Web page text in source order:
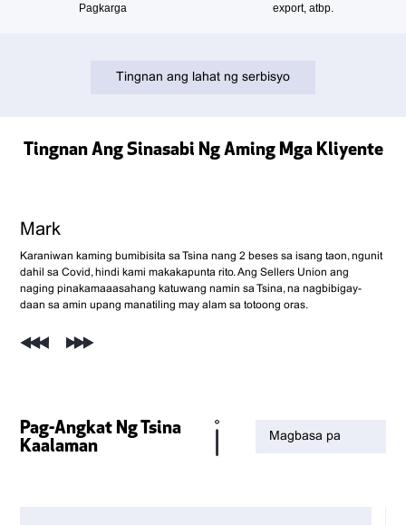
Pagkarga
export, atbp.
Tingnan ang lahat ng serbisyo
Tingnan Ang Sinasabi Ng Aming Mga Kliyente
Mark
Karaniwan kaming bumibisita sa Tsina nang 2 beses sa isang taon, ngunit
dahil sa Covid, hindi kami makakapunta rito. Ang Sellers Union ang
naging pinakamaaasahang katuwang namin sa Tsina, na nagbibigay-
daan sa amin upang manatiling may alam sa totoong oras.
Yulieth
Dahil sa aming napakalaking dami ng negosyo, mayroon kaming tatlong
ahente ng kooperatiba na pagbili sa Tsina. Ang serbisyong ibinibigay sa
amin ng Sellers Union ay pinakamahusay. Labis kaming nasiyahan!
Rawand
Nakatagpo na ako ng mga hindi mapagkakatiwalaang supplier dati, kaya
pinili kong humingi ng tulong sa isang ahente ng pagbili na Tsino.
Natutuwa akong natagpuan kita. Malaki ang naitulong mo sa akin.
Nathan Henry
Ang estilo, presyo, at kalidad ng produkto ay pawang mahusay. Sa
paglipas ng mga taon ng pakikipagtulungan sa Sellers Union, tumaas ang
aming benta. Magaling!
Mohammed Irfan
Napaka-propesyonal ng Sellers Union, lagi nilang natutugunan ang aking
mga pangangailangan nang mabilis at mahusay. Higit sa lahat, nakatipid
sila sa aking mga gastos sa pagbili at mas lumago ang aking negosyo.
Pag-Angkat Ng Tsina
Kaalaman
Magbasa pa